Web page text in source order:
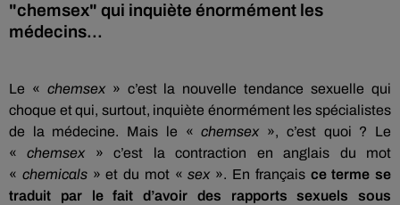
"chemsex" qui inquiète énormément les
médecins...
Le « chemsex» c’est la nouvelle tendance sexuelle qui
choque et qui, surtout, inquiète énormément les spécialistes
de la médecine. Mais le «chemsex », c’est quoi ? Le
«chemsex » c’est la contraction en anglais du mot
« chemicals » et du mot «sex ». En français ce terme se
traduit par le fait d’avoir des rapports sexuels sous